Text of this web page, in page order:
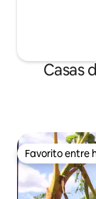
Casas
Favorito entre
Favorito entre